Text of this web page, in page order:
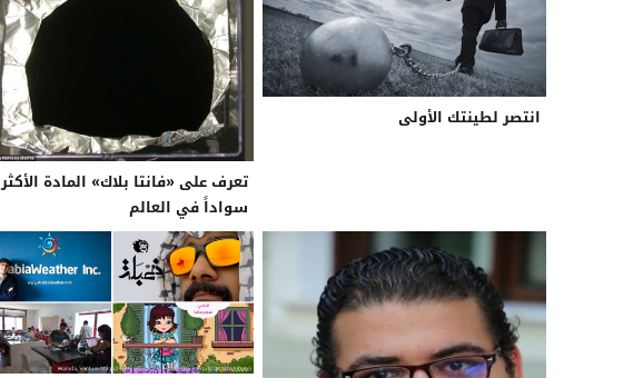
انتصر لطينتك الأولى
تعرف على «فانتا بلاك» المادة الأكثر
سواداً في العالم